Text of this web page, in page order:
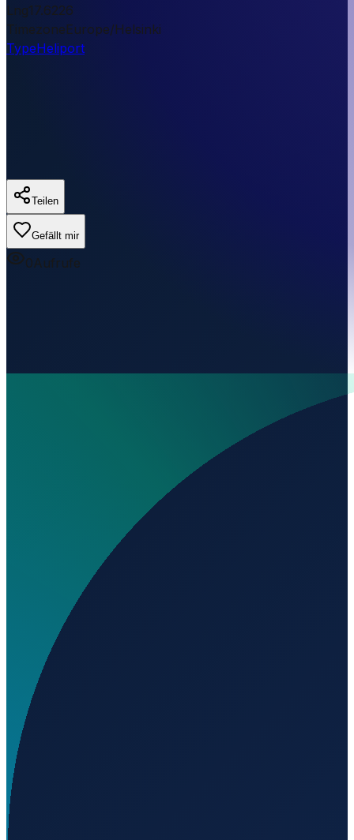
Lng17.6226
TimezoneEurope/Helsinki
TypeHeliport
Teilen
Gefällt mir
0Aufrufe
Wo liegt Eliporto aereotre?
Wird geladen...
Milan